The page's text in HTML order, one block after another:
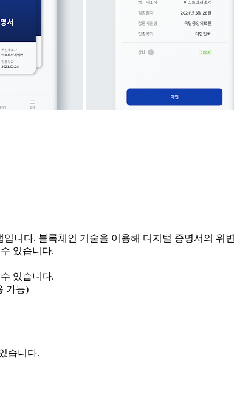
니다. 블록체인 기술을 이용해 디지털 증명서의 위
있습니다.
있습니다.
가능)
습니다.